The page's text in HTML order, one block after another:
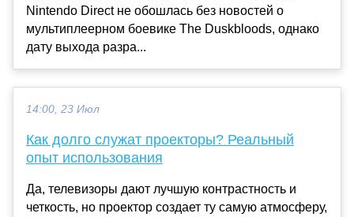
Nintendo Direct не обошлась без новостей о
мультиплеерном боевике The Duskbloods, однако
дату выхода разра...
14:00, 23 Июл
Как долго служат проекторы? Реальный
опыт использования
Да, телевизоры дают лучшую контрастность и
четкость, но проектор создает ту самую атмосферу,